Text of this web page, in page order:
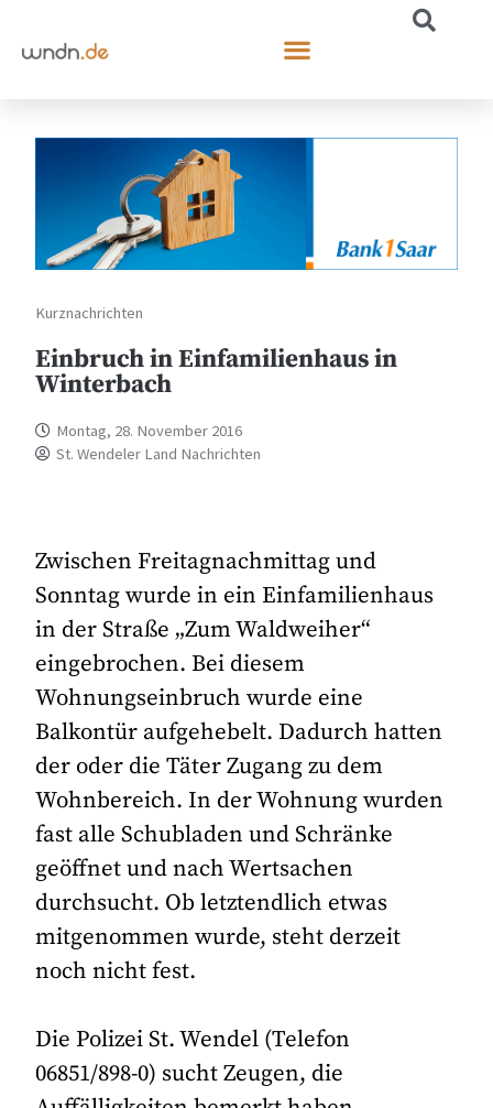
Kurznachrichten
Einbruch in Einfamilienhaus in
Winterbach
Montag, 28. November 2016
St. Wendeler Land Nachrichten
Zwischen Freitagnachmittag und
Sonntag wurde in ein Einfamilienhaus
in der Straße „Zum Waldweiher“
eingebrochen. Bei diesem
Wohnungseinbruch wurde eine
Balkontür aufgehebelt. Dadurch hatten
der oder die Täter Zugang zu dem
Wohnbereich. In der Wohnung wurden
fast alle Schubladen und Schränke
geöffnet und nach Wertsachen
durchsucht. Ob letztendlich etwas
mitgenommen wurde, steht derzeit
noch nicht fest.
Die Polizei St. Wendel (Telefon
06851/898-0) sucht Zeugen, die